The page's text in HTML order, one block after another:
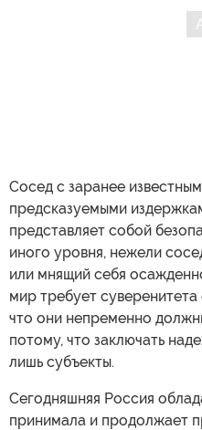
Сосед с заранее
предсказуемыми
представляет собой
иного уровня, нежели
или мнящий себя
мир требует
что они непременно
потому, что заключать
лишь субъекты.
Сегодняшняя Россия
принимала и продолжает